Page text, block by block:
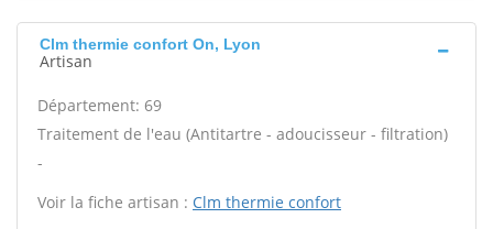
Clm thermie confort On, Lyon
Artisan
Département: 69
Traitement de l'eau (Antitartre - adoucisseur - filtration)
-
Voir la fiche artisan : Clm thermie confort